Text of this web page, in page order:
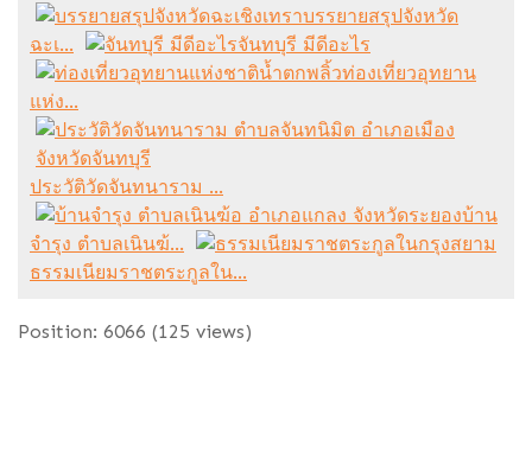
บรรยายสรุปจังหวัด
ฉะเ...
จันทบุรี มีดีอะไร
ท่องเที่ยวอุทยาน
แห่ง...
ประวัติวัดจันทนาราม ...
บ้าน
จำรุง ตำบลเนินฆ้...
ธรรมเนียมราชตระกูลใน...
Position: 6066 (125 views)